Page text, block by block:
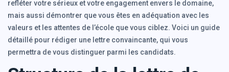
refléter votre sérieux et votre engagement envers le domaine,
mais aussi démontrer que vous êtes en adéquation avec les
valeurs et les attentes de l’école que vous ciblez. Voici un guide
détaillé pour rédiger une lettre convaincante, qui vous
permettra de vous distinguer parmi les candidats.